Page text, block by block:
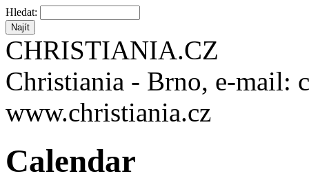
Hledat:
CHRISTIANIA.CZ
Christiania - Brno, e-mail:
www.christiania.cz
Calendar